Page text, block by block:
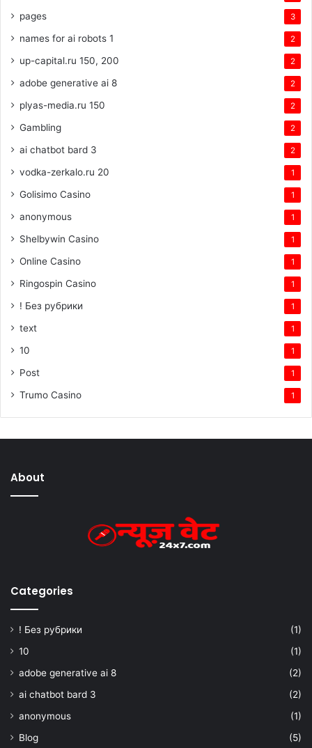
pages 3
names for ai robots 1 2
up-capital.ru 150, 200 2
adobe generative ai 8 2
plyas-media.ru 150 2
Gambling 2
ai chatbot bard 3 2
vodka-zerkalo.ru 20 1
Golisimo Casino 1
anonymous 1
Shelbywin Casino 1
Online Casino 1
Ringospin Casino 1
! Без рубрики 1
text 1
10 1
Post 1
Trumo Casino 1
About
Categories
! Без рубрики
(1)
10
(1)
adobe generative ai 8
(2)
ai chatbot bard 3
(2)
anonymous
(1)
Blog
(5)